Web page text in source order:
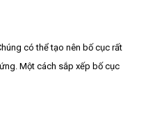
có thể tạo nên bố cục rất
Một cách sắp xếp bố cục